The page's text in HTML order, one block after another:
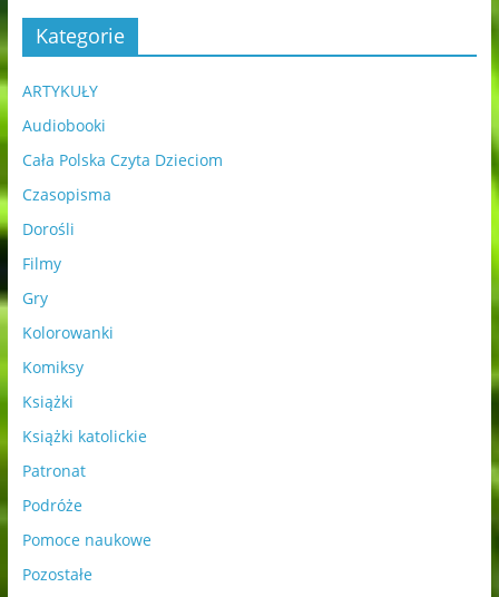
Kategorie
ARTYKUŁY
Audiobooki
Cała Polska Czyta Dzieciom
Czasopisma
Dorośli
Filmy
Gry
Kolorowanki
Komiksy
Książki
Książki katolickie
Patronat
Podróże
Pomoce naukowe
Pozostałe